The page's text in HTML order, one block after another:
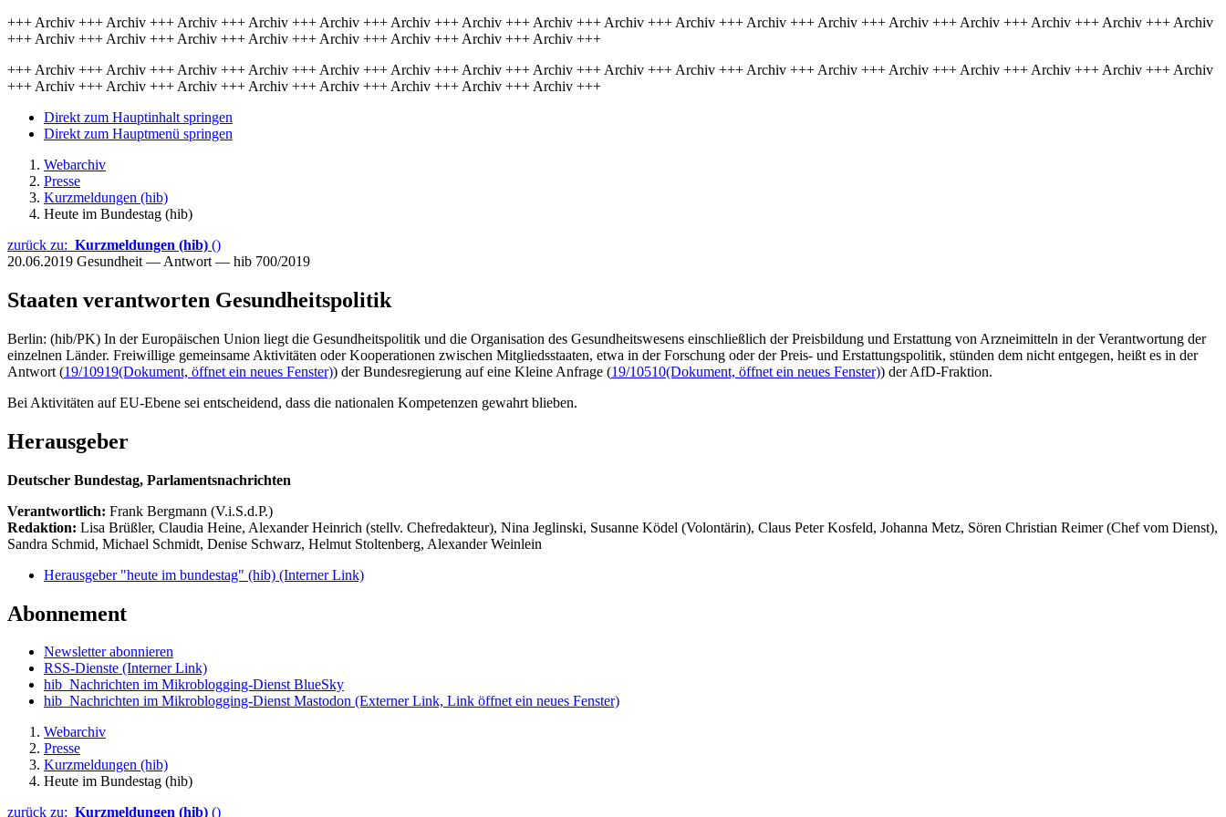
+++ Archiv +++ Archiv +++ Archiv +++ Archiv +++ Archiv +++ Archiv +++ Archiv +++ Archiv +++ Archiv +++ Archiv +++ Archiv +++ Archiv +++ Archiv +++ Archiv +++ Archiv +++ Archiv +++ Archiv
+++ Archiv +++ Archiv +++ Archiv +++ Archiv +++ Archiv +++ Archiv +++ Archiv +++ Archiv +++
+++ Archiv +++ Archiv +++ Archiv +++ Archiv +++ Archiv +++ Archiv +++ Archiv +++ Archiv +++ Archiv +++ Archiv +++ Archiv +++ Archiv +++ Archiv +++ Archiv +++ Archiv +++ Archiv +++ Archiv
+++ Archiv +++ Archiv +++ Archiv +++ Archiv +++ Archiv +++ Archiv +++ Archiv +++ Archiv +++
Direkt zum Hauptinhalt springen
Direkt zum Hauptmenü springen
Webarchiv
Presse
Kurzmeldungen (hib)
Heute im Bundestag (hib)
zurück zu: Kurzmeldungen (hib) ()
20.06.2019 Gesundheit — Antwort — hib 700/2019
Staaten verantworten Gesundheitspolitik
Berlin: (hib/PK) In der Europäischen Union liegt die Gesundheitspolitik und die Organisation des Gesundheitswesens einschließlich der Preisbildung und Erstattung von Arzneimitteln in der Verantwortung der
einzelnen Länder. Freiwillige gemeinsame Aktivitäten oder Kooperationen zwischen Mitgliedsstaaten, etwa in der Forschung oder der Preis- und Erstattungspolitik, stünden dem nicht entgegen, heißt es in der
Antwort (19/10919(Dokument, öffnet ein neues Fenster)) der Bundesregierung auf eine Kleine Anfrage (19/10510(Dokument, öffnet ein neues Fenster)) der AfD-Fraktion.
Bei Aktivitäten auf EU-Ebene sei entscheidend, dass die nationalen Kompetenzen gewahrt blieben.
Herausgeber
Deutscher Bundestag, Parlamentsnachrichten
Verantwortlich: Frank Bergmann (V.i.S.d.P.)
Redaktion: Lisa Brüßler, Claudia Heine, Alexander Heinrich (stellv. Chefredakteur), Nina Jeglinski, Susanne Ködel (Volontärin), Claus Peter Kosfeld, Johanna Metz, Sören Christian Reimer (Chef vom Dienst),
Sandra Schmid, Michael Schmidt, Denise Schwarz, Helmut Stoltenberg, Alexander Weinlein
Herausgeber "heute im bundestag" (hib) (Interner Link)
Abonnement
Newsletter abonnieren
RSS-Dienste (Interner Link)
hib_Nachrichten im Mikroblogging-Dienst BlueSky
hib_Nachrichten im Mikroblogging-Dienst Mastodon (Externer Link, Link öffnet ein neues Fenster)
Webarchiv
Presse
Kurzmeldungen (hib)
Heute im Bundestag (hib)
zurück zu: Kurzmeldungen (hib) ()